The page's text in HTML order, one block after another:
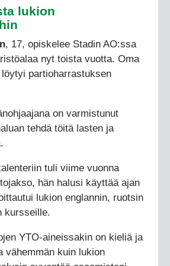
lukion
, 17, opiskelee Stadin AO:ssa
nyt toista vuotta. Oma
partioharrastuksen
on varmistunut
tehdä töitä lasten ja
tuli viime vuonna
hän halusi käyttää ajan
lukion englannin, ruotsin
kursseille.
YTO-aineissakin on kieliä ja
vähemmän kuin lukion